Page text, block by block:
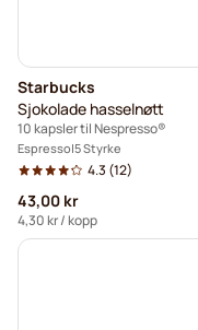
Starbucks
Sjokolade hasselnøtt
10 kapsler til Nespresso®
Espresso 5 Styrke
4.3 (12)
43,00 kr
4,30 kr/ kopp